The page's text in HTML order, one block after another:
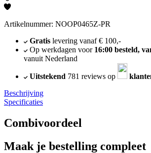
Artikelnummer: NOOP0465Z-PR
Gratislevering vanaf € 100,-
Op werkdagen voor 16:00 besteld,
vanuit Nederland
Uitstekend 781 reviews op
Beschrijving
Specificaties
Combivoordeel
Maak je bestelling compleet